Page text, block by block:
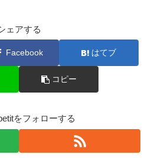
ェアする
Facebook はてブ
コピー
をフォローする